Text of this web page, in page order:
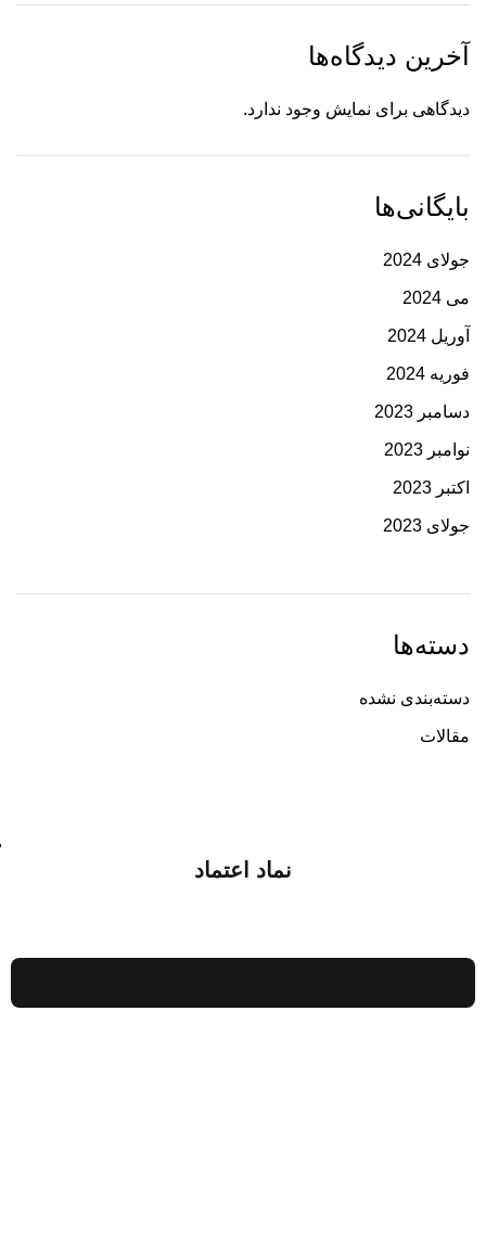
آخرین دیدگاه‌ها
دیدگاهی برای نمایش وجود ندارد.
بایگانی‌ها
جولای 2024
می 2024
آوریل 2024
فوریه 2024
دسامبر 2023
نوامبر 2023
اکتبر 2023
جولای 2023
دسته‌ها
دسته‌بندی نشده
مقالات
نماد اعتماد